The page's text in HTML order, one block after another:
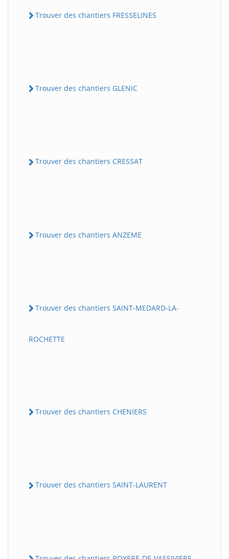
Trouver des chantiers FRESSELINES
Trouver des chantiers GLENIC
Trouver des chantiers CRESSAT
Trouver des chantiers ANZEME
Trouver des chantiers SAINT-MEDARD-LA-
ROCHETTE
Trouver des chantiers CHENIERS
Trouver des chantiers SAINT-LAURENT